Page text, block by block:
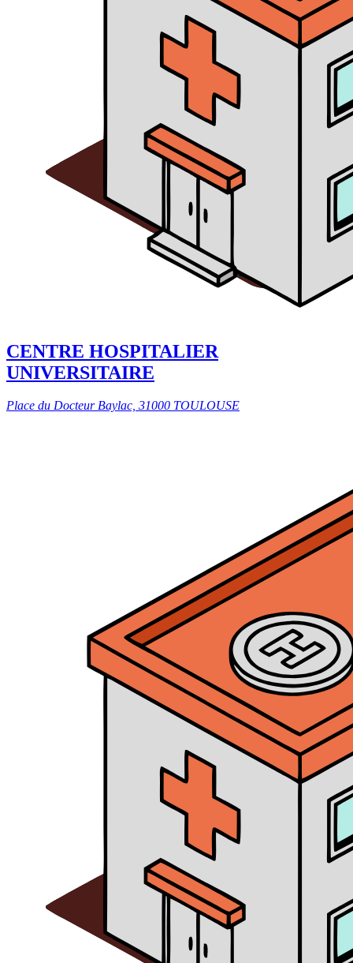
CENTRE HOSPITALIER
UNIVERSITAIRE
Place du Docteur Baylac, 31000 TOULOUSE